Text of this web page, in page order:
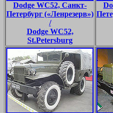
Dodge WC52, Санкт-
Петербург («Ленрезерв»)
/
Dodge WC52,
St.Petersburg